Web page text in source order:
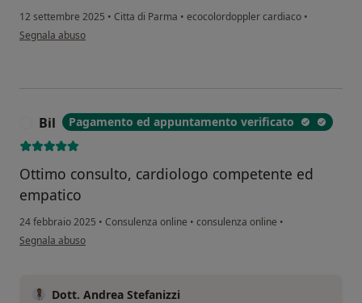
12 settembre 2025 • Citta di Parma • ecocolordoppler cardiaco •
secondo l'opinione dell'utente S. V
Segnala abuso
Bil Pagamento ed appuntamento verificato
Ottimo consulto, cardiologo competente ed
empatico
24 febbraio 2025 • Consulenza online • consulenza online •
secondo l'opinione dell'utente Bil
Segnala abuso
Dott. Andrea Stefanizzi